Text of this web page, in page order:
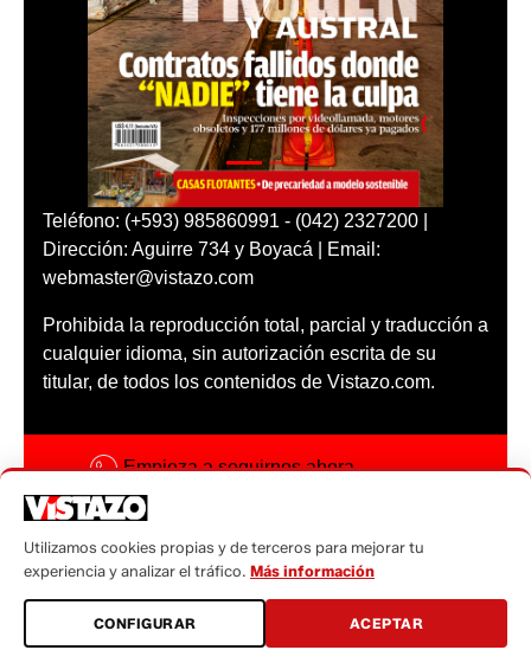
Teléfono: (+593) 985860991 - (042) 2327200 |
Dirección: Aguirre 734 y Boyacá | Email:
webmaster@vistazo.com
Prohibida la reproducción total, parcial y traducción a
cualquier idioma, sin autorización escrita de su
titular, de todos los contenidos de Vistazo.com.
Empieza a seguirnos ahora
Código ética
Sugerencias a:
sugerencias@vistazo.com
Utilizamos cookies propias y de terceros para mejorar tu
experiencia y analizar el tráfico. Más información
CONFIGURAR ACEPTAR